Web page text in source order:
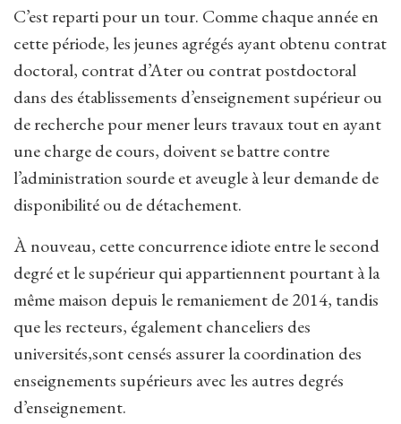
C’est reparti pour un tour. Comme chaque année en
cette période, les jeunes agrégés ayant obtenu contrat
doctoral, contrat d’Ater ou contrat postdoctoral
dans des établissements d’enseignement supérieur ou
de recherche pour mener leurs travaux tout en ayant
une charge de cours, doivent se battre contre
l’administration sourde et aveugle à leur demande de
disponibilité ou de détachement.
À nouveau, cette concurrence idiote entre le second
degré et le supérieur qui appartiennent pourtant à la
même maison depuis le remaniement de 2014, tandis
que les recteurs, également chanceliers des
universités,sont censés assurer la coordination des
enseignements supérieurs avec les autres degrés
d’enseignement.